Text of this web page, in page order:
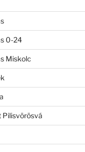
0-24
Miskolc
Pilisvörösvá